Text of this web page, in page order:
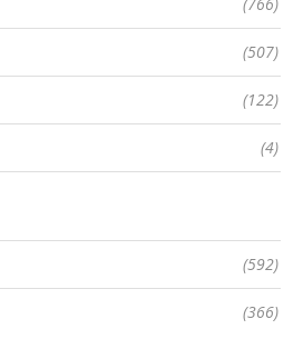
(766)
(507)
(122)
(4)
(592)
(366)